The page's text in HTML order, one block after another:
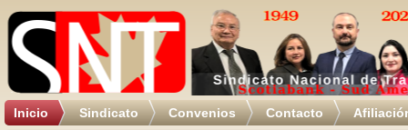
Inicio Sindicato Convenios Contacto